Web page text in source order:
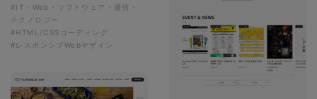
#IT・Web・ソフトウェア・通信・
テクノロジー
#HTML/CSSコーディング
#レスポンシブWebデザイン